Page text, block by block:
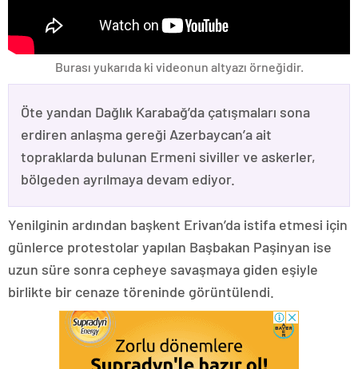
Burası yukarıda ki videonun altyazı örneğidir.
Öte yandan Dağlık Karabağ’da çatışmaları sona
erdiren anlaşma gereği Azerbaycan’a ait
topraklarda bulunan Ermeni siviller ve askerler,
bölgeden ayrılmaya devam ediyor.
Yenilginin ardından başkent Erivan’da istifa etmesi için
günlerce protestolar yapılan Başbakan Paşinyan ise
uzun süre sonra cepheye savaşmaya giden eşiyle
birlikte bir cenaze töreninde görüntülendi.